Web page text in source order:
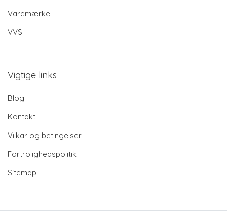
Varemærke
VVS
Vigtige links
Blog
Kontakt
Vilkar og betingelser
Fortrolighedspolitik
Sitemap